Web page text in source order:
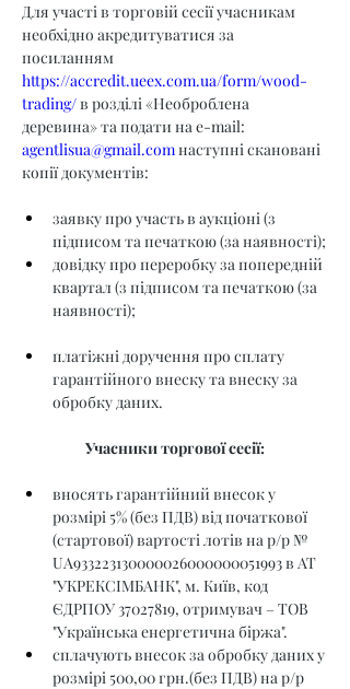
Для участі в торговій сесії учасникам
необхідно акредитуватися за
посиланням
https://accredit.ueex.com.ua/form/wood-
trading/ в розділі «Необроблена
деревина» та подати на e-mail:
agentlisua@gmail.com наступні скановані
копії документів:
заявку про участь в аукціоні (з
підписом та печаткою (за наявності);
довідку про переробку за попередній
квартал (з підписом та печаткою (за
наявності);
платіжні доручення про сплату
гарантійного внеску та внеску за
обробку даних.
Учасники торгової сесії:
вносять гарантійний внесок у
розмірі 5% (без ПДВ) від початкової
(стартової) вартості лотів на р/р №
UA933223130000026000000051993 в АТ
"УКРЕКСІМБАНК", м. Київ, код
ЄДРПОУ 37027819, отримувач – ТОВ
"Українська енергетична біржа".
сплачують внесок за обробку даних у
розмірі 500,00 грн.(без ПДВ) на р/р